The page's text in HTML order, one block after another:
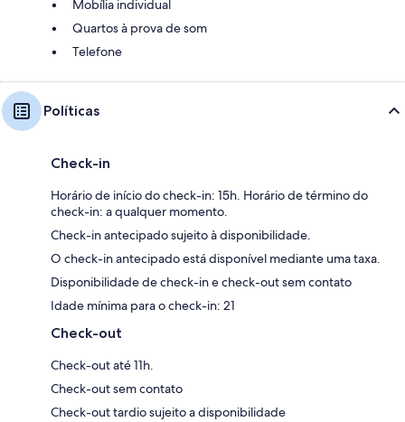
Mobília individual
Quartos à prova de som
Telefone
Políticas
Check-in
Horário de início do check-in: 15h. Horário de término do
check-in: a qualquer momento.
Check-in antecipado sujeito à disponibilidade.
O check-in antecipado está disponível mediante uma taxa.
Disponibilidade de check-in e check-out sem contato
Idade mínima para o check-in: 21
Check-out
Check-out até 11h.
Check-out sem contato
Check-out tardio sujeito a disponibilidade